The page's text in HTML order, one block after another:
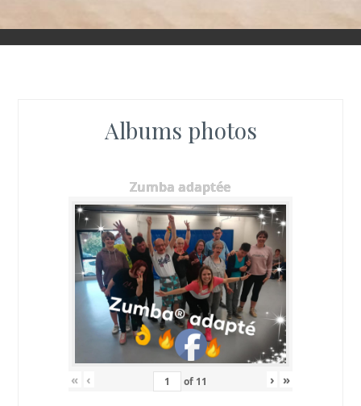
Albums photos
Zumba adaptée
« ‹ of 11 › »